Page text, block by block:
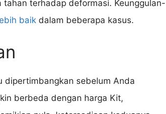
terhadap deformasi. Keunggulan-
baik dalam beberapa kasus.
dipertimbangkan sebelum Anda
berbeda dengan harga Kit,